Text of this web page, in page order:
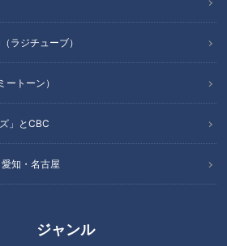
ラジチューブ）
トーン）
」とCBC
知・名古屋
ジャンル
たへのおすすめ
して
ルも